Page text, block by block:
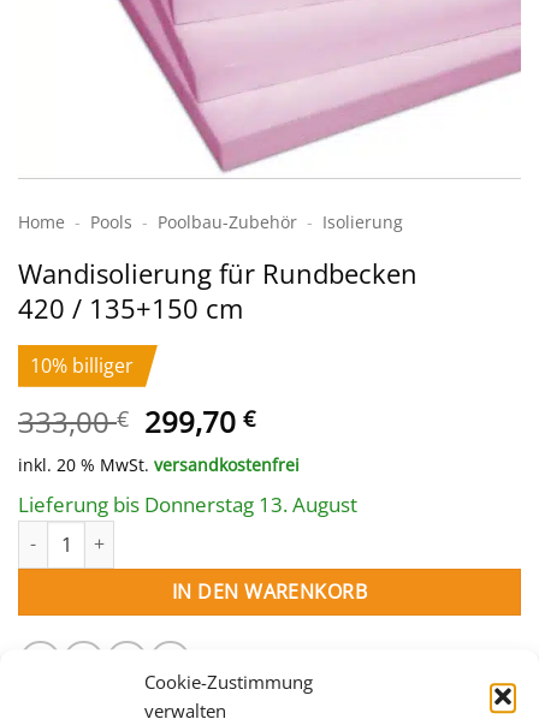
Cookie-Zustimmung
verwalten
Home - Pools - Poolbau-Zubehör - Isolierung
Wandisolierung für Rundbecken
420 / 135+150 cm
10% billiger
333,00€ Ursprünglicher
Preis
war:
333,00 €
299,70€Aktueller
Preis
ist:
299,70 €.
inkl. 20 % MwSt. versandkostenfrei
Lieferung bis Donnerstag 13. August
Wandisolierung für Rundbecken 420 / 135+150 cm Menge
IN DEN WARENKORB